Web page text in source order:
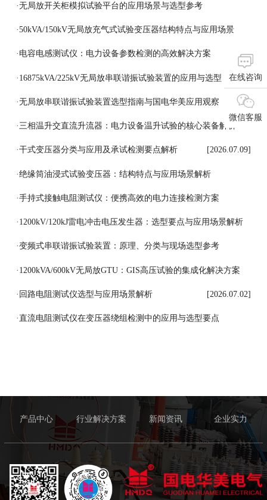
·无局放开关柜模拟试验平台的应用场景与选型参考
[2026.07.16]
·50kVA/150kV无局放充气式试验变压器结构特点与应用场景
[2026.07.15]
· 电容电感测试仪：电力设备参数检测的高效解决方案
[2026.07.14]
· 16875kVA/225kV无局放串联谐振试验装置的应用与选型
[2026.07.13]
·无局放串联谐振试验装置选型指南与国电华美应用观察
[2026.07.11]
·三相温升交直流升流器：电力设备温升试验的核心装备解析
[2026.07.10]
·干式变压器分类与应用及承试检测要点解析 [2026.07.09]
·绝缘筒油浸式试验变压器：结构特点与应用场景解析
[2026.07.08]
·手持式接触电阻测试仪：便携高效的电力连接检测方案
[2026.07.07]
· 1200kV/120kJ雷电冲击电压发生器：选型要点与应用场景解析
[2026.07.06]
·变频式串联谐振试验装置：原理、分类与现场选型参考
[2026.07.03]
· 1200kVA/600kV无局放GTU：GIS高压试验的集成化解决方案
[2026.07.03]
· 回路电阻测试仪选型与应用场景解析 [2026.07.02]
·直流电阻测试仪在变压器绕组检测中的应用与选型要点
产品中心 行业解决方案 新闻资讯 企业实力
在线咨询
微信客服